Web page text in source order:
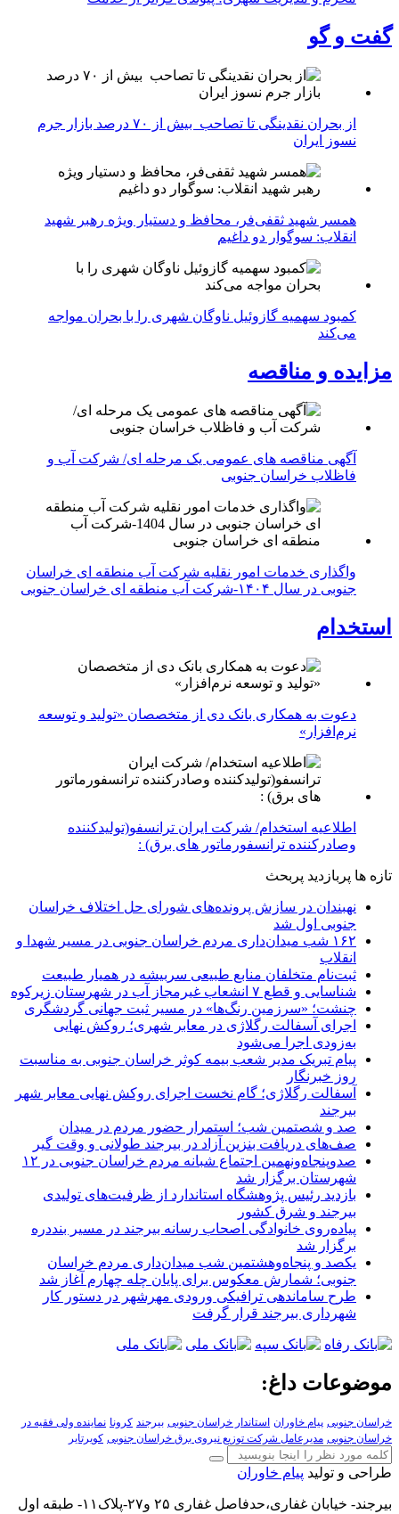
گفت و گو
از بحران نقدینگی تا تصاحب بیش از ۷۰ درصد بازار جرم
نسوز ایران
همسر شهید ثقفی‌فر، محافظ و دستیار ویژه رهبر شهید
انقلاب: سوگوار دو داغیم
کمبود سهمیه گازوئیل ناوگان شهری را با بحران مواجه
می‌کند
مزایده و مناقصه
آگهی مناقصه های عمومی یک مرحله ای/ شرکت آب و
فاظلاب خراسان جنوبی
واگذاری خدمات امور نقلیه شرکت آب منطقه ای خراسان
جنوبی در سال ۱۴۰۴-شرکت آب منطقه ای خراسان جنوبی
استخدام
دعوت به همکاری بانک دی از متخصصان «تولید و توسعه
نرم‌افزار»
اطلاعیه استخدام/ شرکت ایران ترانسفو(تولیدکننده
وصادرکننده ترانسفورماتور های برق) :
تازه ها پربازدید پربحث
نهبندان در سازش پرونده‌های شورای حل اختلاف خراسان
جنوبی اول شد
۱۶۲ شب میدان‌داری مردم خراسان جنوبی در مسیر شهدا و
انقلاب
ثبت‌نام متخلفان منابع طبیعی سربیشه در همیار طبیعت
شناسایی و قطع ۷ انشعاب غیرمجاز آب در شهرستان زیرکوه
چنشت؛ «سرزمین رنگ‌ها» در مسیر ثبت جهانی گردشگری
اجرای آسفالت رگلاژی در معابر شهری؛ روکش نهایی
به‌زودی اجرا می‌شود
پیام تبریک مدیر شعب بیمه کوثر خراسان جنوبی به مناسبت
روز خبرنگار
آسفالت رگلاژی؛ گام نخست اجرای روکش نهایی معابر شهر
بیرجند
صد و شصتمین شب؛ استمرار حضور مردم در میدان
صف‌های دریافت بنزین آزاد در بیرجند طولانی و وقت گیر
صدوپنجاه‌ونهمین اجتماع شبانه مردم خراسان جنوبی در ۱۲
شهرستان برگزار شد
بازدید رئیس پژوهشگاه استاندارد از ظرفیت‌های تولیدی
بیرجند و شرق کشور
پیاده‌روی خانوادگی اصحاب رسانه بیرجند در مسیر بنددره
برگزار شد
یکصد و پنجاه‌وهشتمین شب میدان‌داری مردم خراسان
جنوبی؛ شمارش معکوس برای پایان چله چهارم آغاز شد
طرح ساماندهی ترافیکی ورودی مهرشهر در دستور کار
شهرداری بیرجند قرار گرفت
موضوعات داغ:
خراسان جنوبی پیام خاوران استاندار خراسان جنوبی بیرجند کرونا نماینده ولی فقیه در
خراسان جنوبی مدیرعامل شرکت توزیع نیروی برق خراسان جنوبی کویرتایر
طراحی و تولید پیام خاوران
بیرجند- خیابان غفاری،حدفاصل غفاری ۲۵ و۲۷-پلاک۱۱- طبقه اول